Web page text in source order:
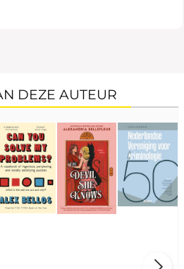
DEZE AUTEUR